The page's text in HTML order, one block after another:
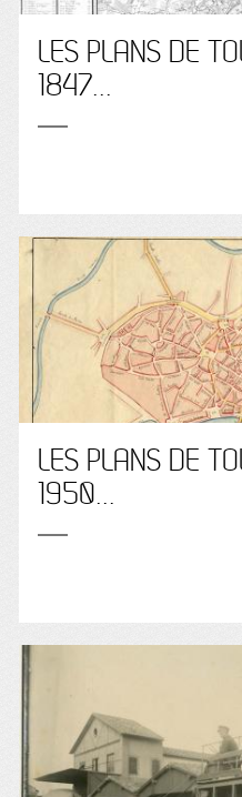
LES PLANS DE
1847...
LES PLANS DE
1950...